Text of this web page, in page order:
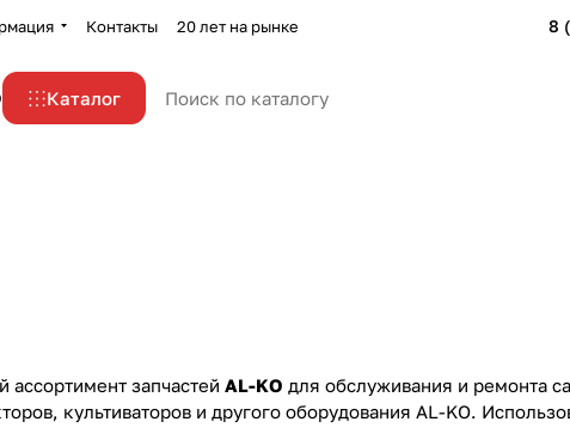
Контакты 20 лет на рынке 8
Каталог
ассортимент запчастей AL-KO для обслуживания и ремонта
культиваторов и другого оборудования AL-KO.